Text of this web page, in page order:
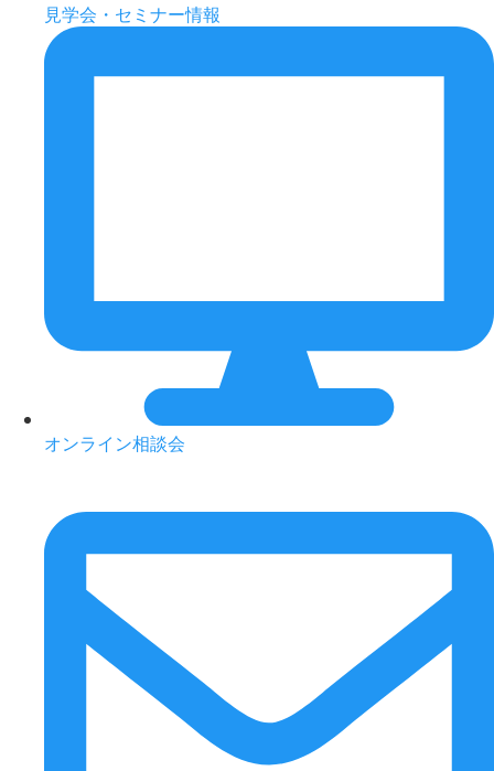
見学会・セミナー情報
オンライン相談会